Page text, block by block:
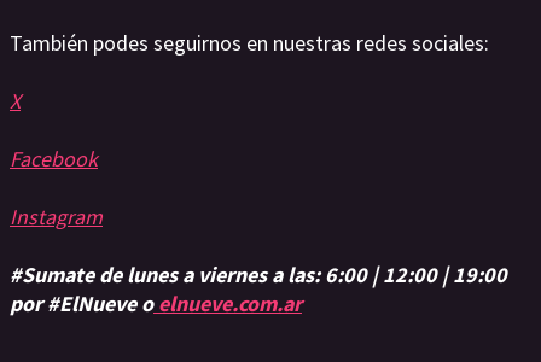
También podes seguirnos en nuestras redes sociales:
X
Facebook
Instagram
#Sumate de lunes a viernes a las: 6:00 | 12:00 | 19:00
por #ElNueve o elnueve.com.ar